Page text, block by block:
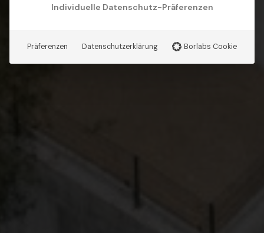
Individuelle Datenschutz-Präferenzen
Präferenzen Datenschutzerklärung Borlabs Cookie